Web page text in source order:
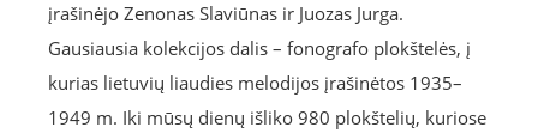
įrašinėjo Zenonas Slaviūnas ir Juozas Jurga.
Gausiausia kolekcijos dalis – fonografo plokštelės, į
kurias lietuvių liaudies melodijos įrašinėtos 1935–
1949 m. Iki mūsų dienų išliko 980 plokštelių, kuriose